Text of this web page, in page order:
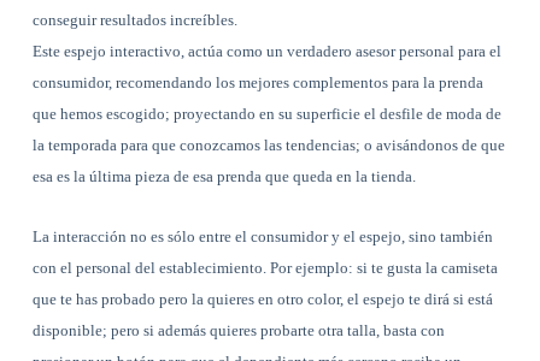
conseguir resultados increíbles.
Este espejo interactivo, actúa como un verdadero asesor personal para el
consumidor, recomendando los mejores complementos para la prenda
que hemos escogido; proyectando en su superficie el desfile de moda de
la temporada para que conozcamos las tendencias; o avisándonos de que
esa es la última pieza de esa prenda que queda en la tienda.
La interacción no es sólo entre el consumidor y el espejo, sino también
con el personal del establecimiento. Por ejemplo: si te gusta la camiseta
que te has probado pero la quieres en otro color, el espejo te dirá si está
disponible; pero si además quieres probarte otra talla, basta con